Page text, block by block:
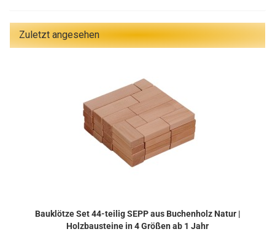
Zuletzt angesehen
Bauklötze Set 44-teilig SEPP aus Buchenholz Natur |
Holzbausteine in 4 Größen ab 1 Jahr